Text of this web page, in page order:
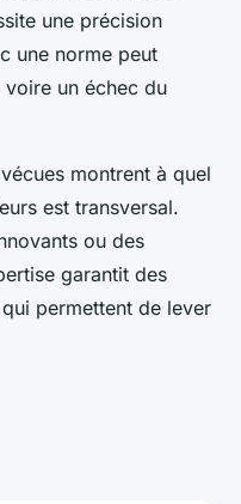
une précision
une norme peut
un échec du
montrent à quel
est transversal.
ou des
garantit des
permettent de lever